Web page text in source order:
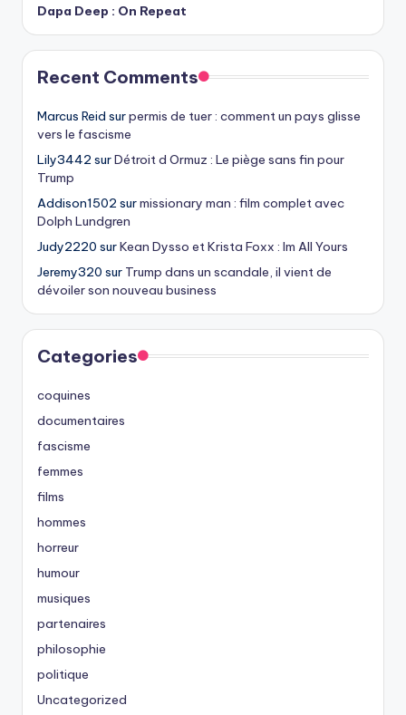
Dapa Deep : On Repeat
Recent Comments
Marcus Reid surpermis de tuer : comment un pays glisse
vers le fascisme
Lily3442 surDétroit d Ormuz : Le piège sans fin pour
Trump
Addison1502 surmissionary man : film complet avec
Dolph Lundgren
Judy2220 surKean Dysso et Krista Foxx : Im All Yours
Jeremy320 sur Trump dans un scandale, il vient de
dévoiler son nouveau business
Categories
coquines
documentaires
fascisme
femmes
films
hommes
horreur
humour
musiques
partenaires
philosophie
politique
Uncategorized